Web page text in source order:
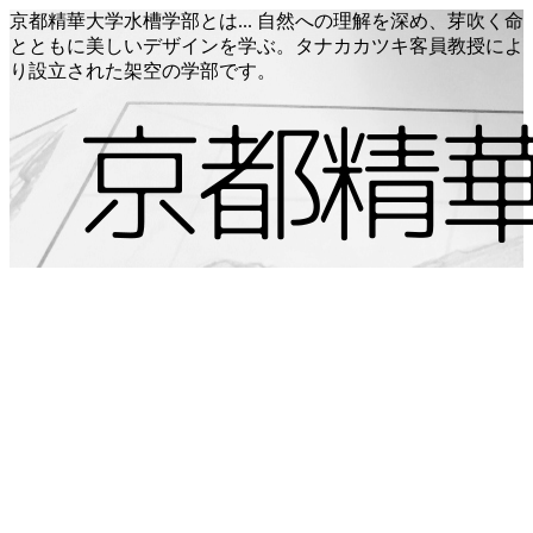
京都精華大学水槽学部とは... 自然への理解を深め、芽吹く命
とともに美しいデザインを学ぶ。タナカカツキ客員教授によ
り設立された架空の学部です。